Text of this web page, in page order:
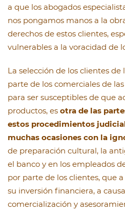
a que los abogados
nos pongamos manos a la
derechos de estos clientes,
vulnerables a la voracidad de
La selección de los clientes
parte de los comerciales de
para ser susceptibles de que
productos, es otra de las
estos procedimientos
muchas ocasiones con la
de preparación cultural, la
el banco y en los empleados
por parte de los clientes, que
su inversión financiera, a
comercialización y